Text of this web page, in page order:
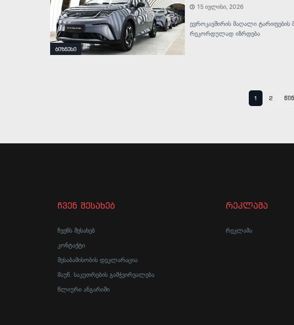
ბიზნესი
15 ივლისი, 2026
ევროკავშირის მაღალი ტარიფების
რეკორდულად იზრდება
1 2 წინ
ჩვენ შესახებ
ჩვენს შესახებ
კონტაქტი
შესაბამისობის დეკლარაცია
მაუწ. საკუთრების გამჭვირვალება
წლიური ანგარიში
რეკლამა
რეკლამა